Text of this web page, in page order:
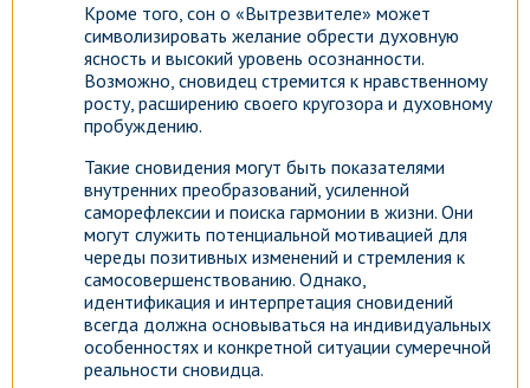
Кроме того, сон о «Вытрезвителе» может
символизировать желание обрести духовную
ясность и высокий уровень осознанности.
Возможно, сновидец стремится к нравственному
росту, расширению своего кругозора и духовному
пробуждению.
Такие сновидения могут быть показателями
внутренних преобразований, усиленной
саморефлексии и поиска гармонии в жизни. Они
могут служить потенциальной мотивацией для
череды позитивных изменений и стремления к
самосовершенствованию. Однако,
идентификация и интерпретация сновидений
всегда должна основываться на индивидуальных
особенностях и конкретной ситуации сумеречной
реальности сновидца.